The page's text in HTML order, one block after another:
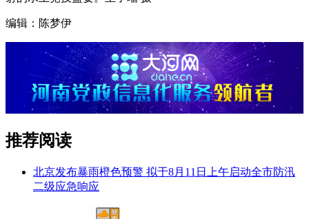
编辑：陈梦伊
推荐阅读
北京发布暴雨橙色预警 拟于8月11日上午启动全市防汛
二级应急响应